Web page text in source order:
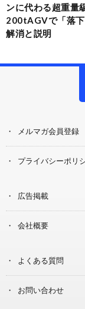
ンに代わる超重量
200tAGVで「落下
解消と説明
メルマガ会員登録
プライバシーポリ
広告掲載
会社概要
よくある質問
お問い合わせ